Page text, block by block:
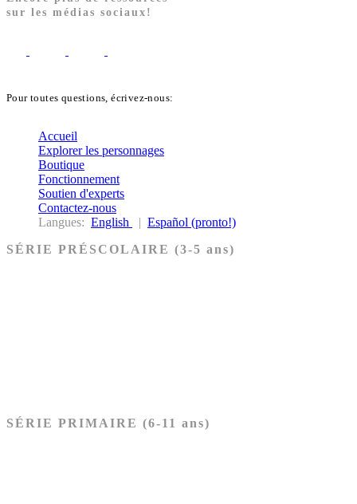
sur les médias sociaux!
Pour toutes questions, écrivez-nous:
Accueil
Explorer les personnages
Boutique
Fonctionnement
Soutien d'experts
Contactez-nous
Langues: English | Español (pronto!)
SÉRIE PRÉSCOLAIRE (3-5 ans)
SÉRIE PRIMAIRE (6-11 ans)